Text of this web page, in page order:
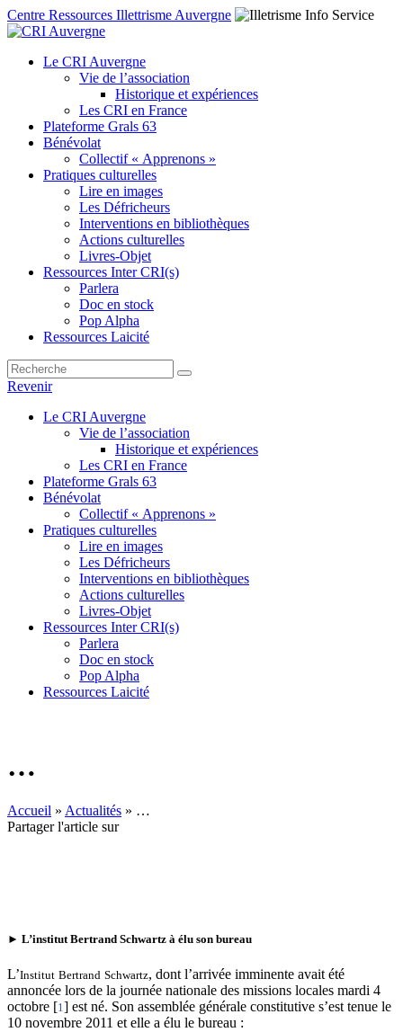
Centre Ressources Illettrisme Auvergne
Le CRI Auvergne
Vie de l’association
Historique et expériences
Les CRI en France
Plateforme Grals 63
Bénévolat
Collectif « Apprenons »
Pratiques culturelles
Lire en images
Les Défricheurs
Interventions en bibliothèques
Actions culturelles
Livres-Objet
Ressources Inter CRI(s)
Parlera
Doc en stock
Pop Alpha
Ressources Laicité
Revenir
Le CRI Auvergne
Vie de l’association
Historique et expériences
Les CRI en France
Plateforme Grals 63
Bénévolat
Collectif « Apprenons »
Pratiques culturelles
Lire en images
Les Défricheurs
Interventions en bibliothèques
Actions culturelles
Livres-Objet
Ressources Inter CRI(s)
Parlera
Doc en stock
Pop Alpha
Ressources Laicité
…
Accueil » Actualités » …
Partager l'article sur
► L’institut Bertrand Schwartz à élu son bureau
L’Institut Bertrand Schwartz, dont l’arrivée imminente avait été
annoncée lors de la journée nationale des missions locales mardi 4
octobre [1] est né. Son assemblée générale constitutive s’est tenue le
10 novembre 2011 et elle a élu le bureau :